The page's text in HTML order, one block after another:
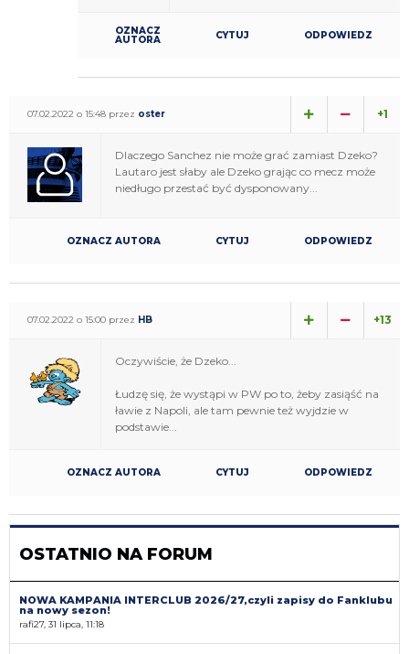
OZNACZ
AUTORA CYTUJ ODPOWIEDZ
07.02.2022 o 15:48 przez oster +1
Dlaczego Sanchez nie może grać zamiast Dzeko?
Lautaro jest słaby ale Dzeko grając co mecz może
niedługo przestać być dysponowany...
OZNACZ AUTORA CYTUJ ODPOWIEDZ
07.02.2022 o 15:00 przez HB +13
Oczywiście, że Dzeko...
Łudzę się, że wystąpi w PW po to, żeby zasiąść na
ławie z Napoli, ale tam pewnie też wyjdzie w
podstawie...
OZNACZ AUTORA CYTUJ ODPOWIEDZ
OSTATNIO NA FORUM
NOWA KAMPANIA INTERCLUB 2026/27,czyli zapisy do Fanklubu
na nowy sezon!
rafi27, 31 lipca, 11:18